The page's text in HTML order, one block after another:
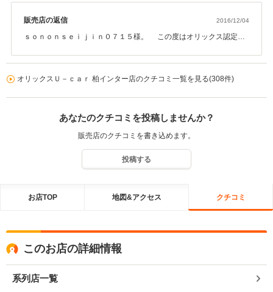
販売店の返信 2016/12/04
ｓｏｎｏｎｓｅｉｊｉｎ０７１５様。 この度はオリックス認定中
す！！ 励みになります！ また、数ある中古車店舗より当店へご来店
思いました。見た目もかわいいですし、走っても楽しい車なので絶
非常に良いタイミングでｓｏｎｏｎｓｅｉｊｉｎ０７１５様へご案
内が出来本当に良かったと思っております。 もちろん整備もバッチ
リ行っておりますので、長く乗っていただける1台です！ これから冬
ていただきますので、お気軽にご連絡をいただければと思います！
この度は誠にありがとう御座いました！！今後ともよろしくお願い
オリックスＵ－ｃａｒ 柏インター店のクチコミ一覧を見る(308件)
あなたのクチコミを投稿しませんか？
販売店のクチコミを書き込めます。
投稿する
お店TOP 地図&アクセス クチコミ
このお店の詳細情報
系列店一覧